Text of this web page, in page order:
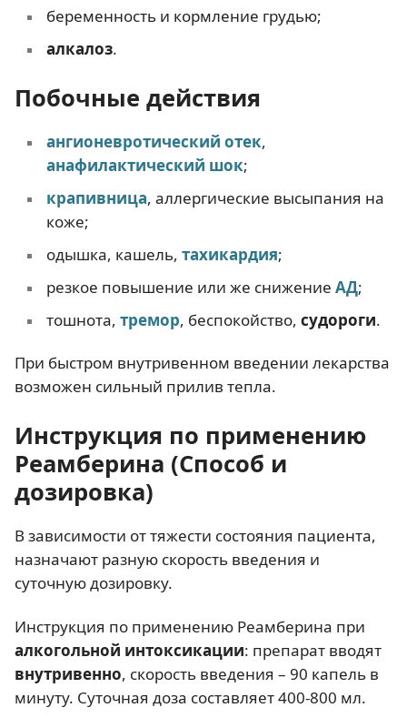
беременность и кормление грудью;
алкалоз.
Побочные действия
ангионевротический отек,
анафилактический шок;
крапивница, аллергические высыпания на
коже;
одышка, кашель, тахикардия;
резкое повышение или же снижение АД;
тошнота, тремор, беспокойство, судороги.
При быстром внутривенном введении лекарства
возможен сильный прилив тепла.
Инструкция по применению
Реамберина (Способ и
дозировка)
В зависимости от тяжести состояния пациента,
назначают разную скорость введения и
суточную дозировку.
Инструкция по применению Реамберина при
алкогольной интоксикации: препарат вводят
внутривенно, скорость введения – 90 капель в
минуту. Суточная доза составляет 400-800 мл.